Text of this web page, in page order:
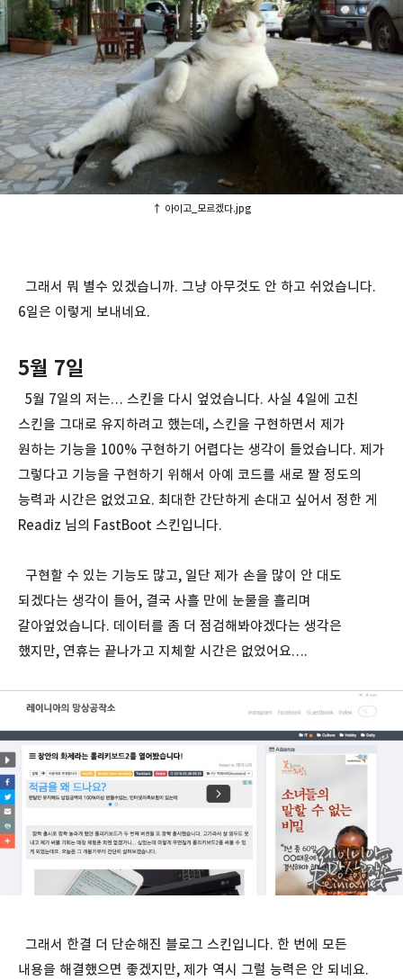
↑ 아이고_모르겠다.jpg
그래서 뭐 별수 있겠습니까. 그냥 아무것도 안 하고 쉬었습니다.
6일은 이렇게 보내네요.
5월 7일
5월 7일의 저는… 스킨을 다시 엎었습니다. 사실 4일에 고친
스킨을 그대로 유지하려고 했는데, 스킨을 구현하면서 제가
원하는 기능을 100% 구현하기 어렵다는 생각이 들었습니다. 제가
그렇다고 기능을 구현하기 위해서 아예 코드를 새로 짤 정도의
능력과 시간은 없었고요. 최대한 간단하게 손대고 싶어서 정한 게
Readiz 님의 FastBoot 스킨입니다.
구현할 수 있는 기능도 많고, 일단 제가 손을 많이 안 대도
되겠다는 생각이 들어, 결국 사흘 만에 눈물을 흘리며
갈아엎었습니다. 데이터를 좀 더 점검해봐야겠다는 생각은
했지만, 연휴는 끝나가고 지체할 시간은 없었어요….
그래서 한결 더 단순해진 블로그 스킨입니다. 한 번에 모든
내용을 해결했으면 좋겠지만, 제가 역시 그럴 능력은 안 되네요.